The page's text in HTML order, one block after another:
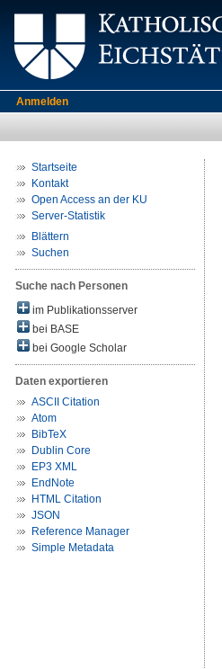
Anmelden
Startseite
Kontakt
Open Access an der KU
Server-Statistik
Blättern
Suchen
Suche nach Personen
im Publikationsserver
bei BASE
bei Google Scholar
Daten exportieren
ASCII Citation
Atom
BibTeX
Dublin Core
EP3 XML
EndNote
HTML Citation
JSON
Reference Manager
Simple Metadata